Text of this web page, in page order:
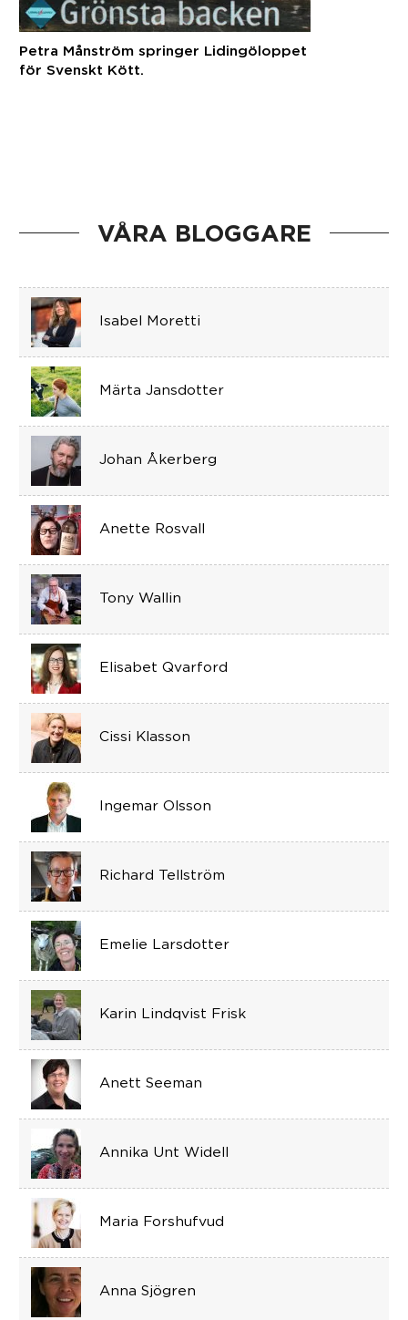
Petra Månström springer Lidingöloppet
för Svenskt Kött.
VÅRA BLOGGARE
Isabel Moretti
Märta Jansdotter
Johan Åkerberg
Anette Rosvall
Tony Wallin
Elisabet Qvarford
Cissi Klasson
Ingemar Olsson
Richard Tellström
Emelie Larsdotter
Karin Lindqvist Frisk
Anett Seeman
Annika Unt Widell
Maria Forshufvud
Anna Sjögren